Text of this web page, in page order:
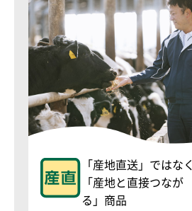
「産地直送」ではなく
「産地と直接つなが
る」商品